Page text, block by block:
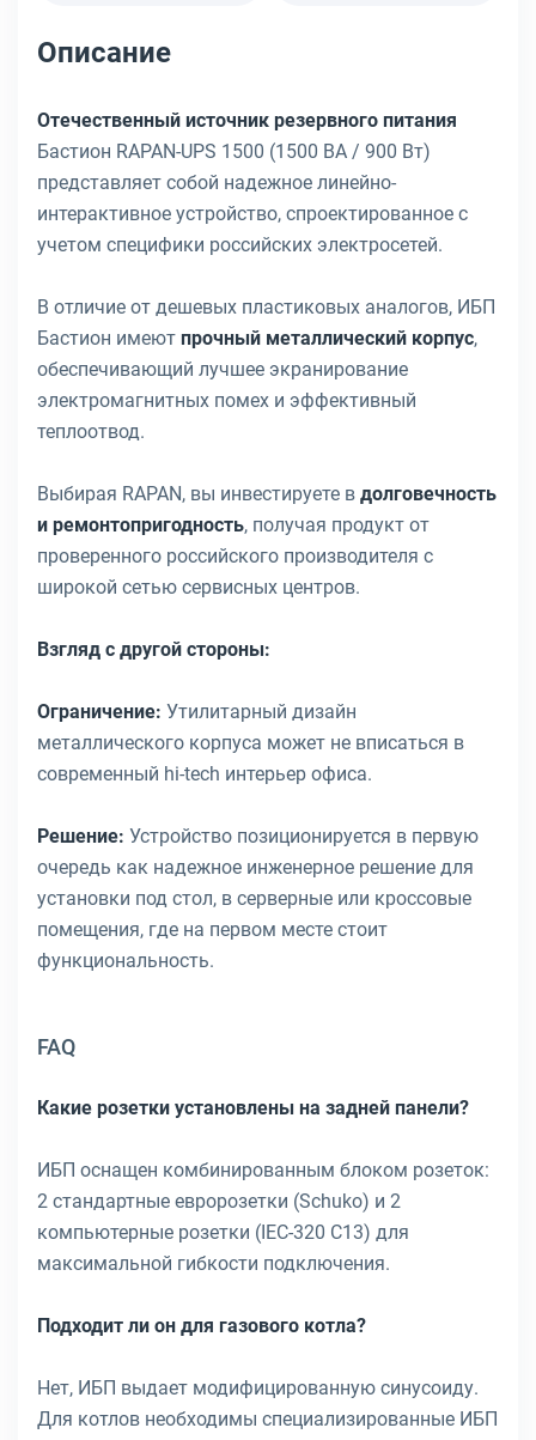
Описание
Отечественный источник резервного питания
Бастион RAPAN-UPS 1500 (1500 ВА / 900 Вт)
представляет собой надежное линейно-
интерактивное устройство, спроектированное с
учетом специфики российских электросетей.
В отличие от дешевых пластиковых аналогов, ИБП
Бастион имеют прочный металлический корпус,
обеспечивающий лучшее экранирование
электромагнитных помех и эффективный
теплоотвод.
Выбирая RAPAN, вы инвестируете в долговечность
и ремонтопригодность, получая продукт от
проверенного российского производителя с
широкой сетью сервисных центров.
Взгляд с другой стороны:
Ограничение: Утилитарный дизайн
металлического корпуса может не вписаться в
современный hi-tech интерьер офиса.
Решение: Устройство позиционируется в первую
очередь как надежное инженерное решение для
установки под стол, в серверные или кроссовые
помещения, где на первом месте стоит
функциональность.
FAQ
Какие розетки установлены на задней панели?
ИБП оснащен комбинированным блоком розеток:
2 стандартные евророзетки (Schuko) и 2
компьютерные розетки (IEC-320 C13) для
максимальной гибкости подключения.
Подходит ли он для газового котла?
Нет, ИБП выдает модифицированную синусоиду.
Для котлов необходимы специализированные ИБП